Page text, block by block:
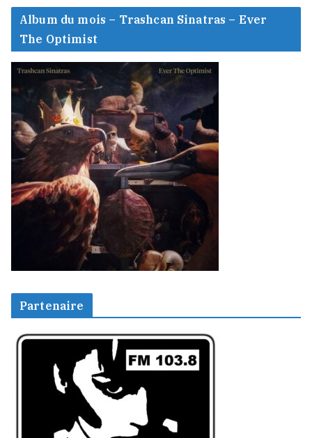
Album du mois – Trashcan Sinatras – Ever
The Optimist
Partenaire